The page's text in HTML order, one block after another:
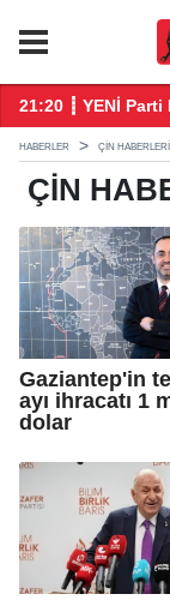
21:20 ┋ YENİ Parti
HABERLER ÇIN HABERLERI
ÇIN
Gaziantep'in
ayı ihracatı 1
dolar